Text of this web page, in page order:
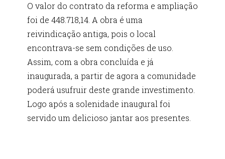
O valor do contrato da reforma e ampliação
foi de 448.718,14. A obra é uma
reivindicação antiga, pois o local
encontrava-se sem condições de uso.
Assim, com a obra concluída e já
inaugurada, a partir de agora a comunidade
poderá usufruir deste grande investimento.
Logo após a solenidade inaugural foi
servido um delicioso jantar aos presentes.